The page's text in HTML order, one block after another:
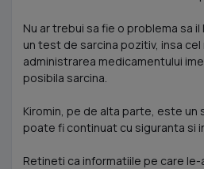
Nu ar trebui sa fie o problema sa
un test de sarcina pozitiv, insa
administrarea medicamentului
posibila sarcina.
Kiromin, pe de alta parte, este un
poate fi continuat cu siguranta si
Retineti ca informatiile pe care